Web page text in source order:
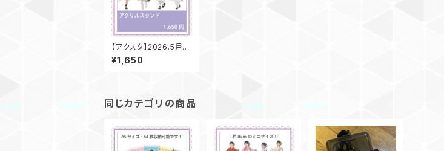
【アクスタ】2026.5月v
er.
¥1,650
同じカテゴリの商品